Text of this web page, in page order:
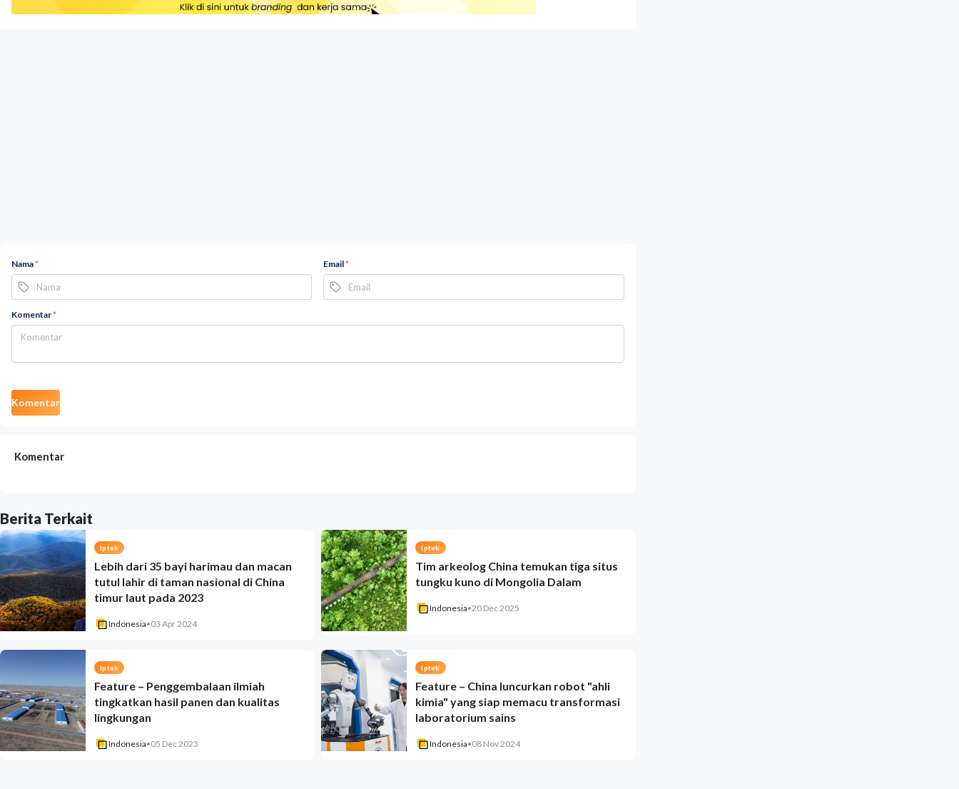
Nama* Email*
Komentar*
Komentar
Komentar
Berita Terkait
Iptek
Lebih dari 35 bayi harimau dan macan
tutul lahir di taman nasional di China
timur laut pada 2023
Indonesia•03 Apr 2024
Iptek
Tim arkeolog China temukan tiga situs
tungku kuno di Mongolia Dalam
Indonesia•20 Dec 2025
Iptek
Feature – Penggembalaan ilmiah
tingkatkan hasil panen dan kualitas
lingkungan
Indonesia•05 Dec 2023
Iptek
Feature – China luncurkan robot "ahli
kimia" yang siap memacu transformasi
laboratorium sains
Indonesia•08 Nov 2024